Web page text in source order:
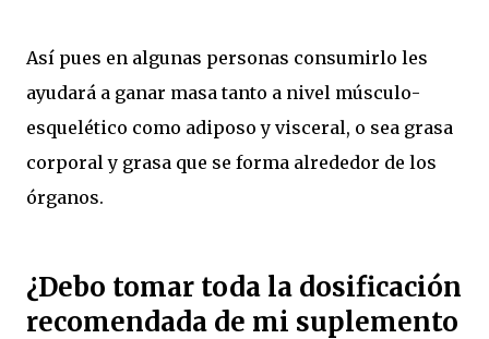
Así pues en algunas personas consumirlo les
ayudará a ganar masa tanto a nivel músculo-
esquelético como adiposo y visceral, o sea grasa
corporal y grasa que se forma alrededor de los
órganos.
¿Debo tomar toda la dosificación
recomendada de mi suplemento